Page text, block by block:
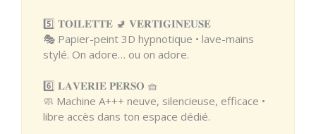
5️⃣ 𝐓𝐎𝐈𝐋𝐄𝐓𝐓𝐄 🚽 𝐕𝐄𝐑𝐓𝐈𝐆𝐈𝐍𝐄𝐔𝐒𝐄
🎭 Papier-peint 3D hypnotique • lave-mains
stylé. On adore… ou on adore.
6️⃣ 𝐋𝐀𝐕𝐄𝐑𝐈𝐄 𝐏𝐄𝐑𝐒𝐎 🧺
🧼 Machine A+++ neuve, silencieuse, efficace •
libre accès dans ton espace dédié.